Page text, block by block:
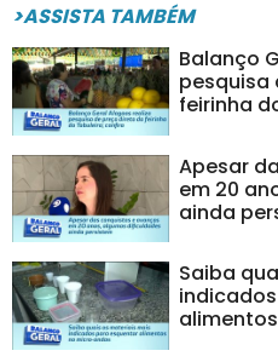
>ASSISTA TAMBÉM
Balanço
pesquisa
feirinha
Apesar
em 20
ainda
Saiba